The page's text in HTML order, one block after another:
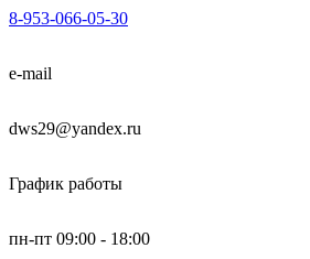
8-953-066-05-30
e-mail
dws29@yandex.ru
График работы
пн-пт 09:00 - 18:00